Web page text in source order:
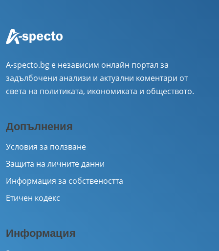
A-specto.bg е независим онлайн портал за
задълбочени анализи и актуални коментари от
света на политиката, икономиката и обществото.
Допълнения
Условия за ползване
Защита на личните данни
Информация за собствеността
Етичен кодекс
Информация